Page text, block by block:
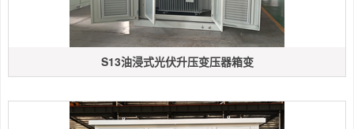
S13油浸式光伏升压变压器箱变